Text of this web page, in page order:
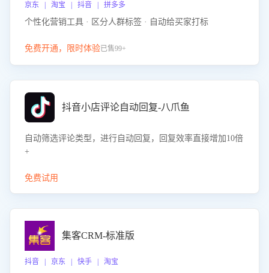
京东 | 淘宝 | 抖音 | 拼多多
个性化营销工具 · 区分人群标签 · 自动给买家打标
免费开通，限时体验已售99+
抖音小店评论自动回复-八爪鱼
自动筛选评论类型，进行自动回复，回复效率直接增加10倍
+
免费试用
集客CRM-标准版
抖音 | 京东 | 快手 | 淘宝